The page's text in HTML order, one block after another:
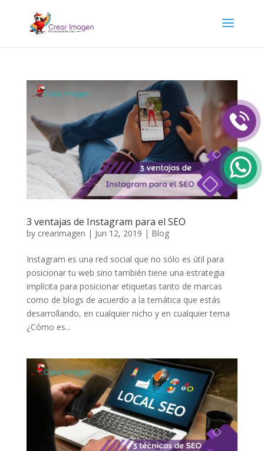
3 ventajas de Instagram para el SEO
by crearimagen | Jun 12, 2019 | Blog
Instagram es una red social que no sólo es útil para
posicionar tu web sino también tiene una estrategia
implícita para posicionar etiquetas tanto de marcas
como de blogs de acuerdo a la temática que estás
desarrollando, en cualquier nicho y en cualquier tema
¿Cómo es...